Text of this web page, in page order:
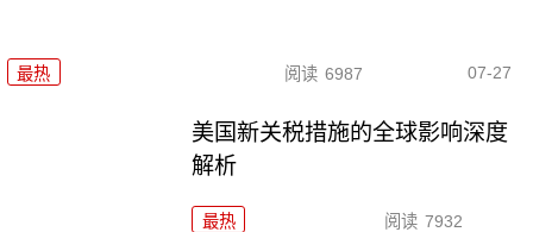
最热 阅读 6987 07-27
美国新关税措施的全球影响深度
解析
最热 阅读 7932